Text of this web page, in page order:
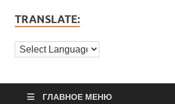
TRANSLATE:
ГЛАВНОЕ МЕНЮ